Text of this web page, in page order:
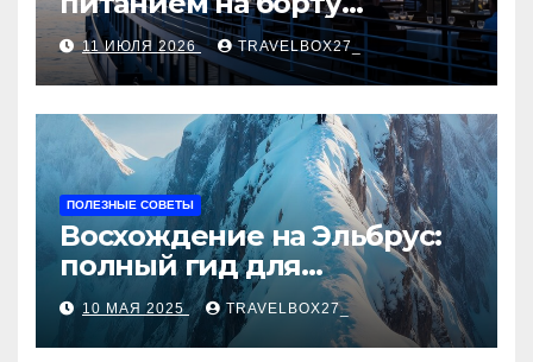
теплохода
11 ИЮЛЯ 2026 TRAVELBOX27_
ПОЛЕЗНЫЕ СОВЕТЫ
Восхождение на Эльбрус:
полный гид для
покорителя высочайшей
вершины Европы
10 МАЯ 2025 TRAVELBOX27_